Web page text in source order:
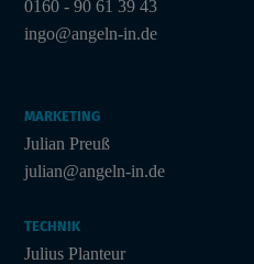
0160 - 90 61 39 43
ingo@angeln-in.de
MARKETING
Julian Preuß
julian@angeln-in.de
TECHNIK
Julius Planteur